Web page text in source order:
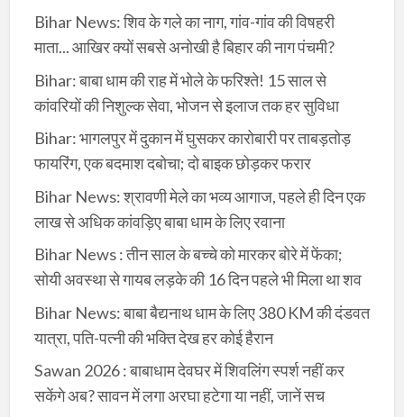
Bihar News: शिव के गले का नाग, गांव-गांव की विषहरी
माता... आखिर क्यों सबसे अनोखी है बिहार की नाग पंचमी?
Bihar: बाबा धाम की राह में भोले के फरिश्ते! 15 साल से
कांवरियों की निशुल्क सेवा, भोजन से इलाज तक हर सुविधा
Bihar: भागलपुर में दुकान में घुसकर कारोबारी पर ताबड़तोड़
फायरिंग, एक बदमाश दबोचा; दो बाइक छोड़कर फरार
Bihar News: श्रावणी मेले का भव्य आगाज, पहले ही दिन एक
लाख से अधिक कांवड़िए बाबा धाम के लिए रवाना
Bihar News : तीन साल के बच्चे को मारकर बोरे में फेंका;
सोयी अवस्था से गायब लड़के की 16 दिन पहले भी मिला था शव
Bihar News: बाबा बैद्यनाथ धाम के लिए 380 KM की दंडवत
यात्रा, पति-पत्नी की भक्ति देख हर कोई हैरान
Sawan 2026 : बाबाधाम देवघर में शिवलिंग स्पर्श नहीं कर
सकेंगे अब? सावन में लगा अरघा हटेगा या नहीं, जानें सच